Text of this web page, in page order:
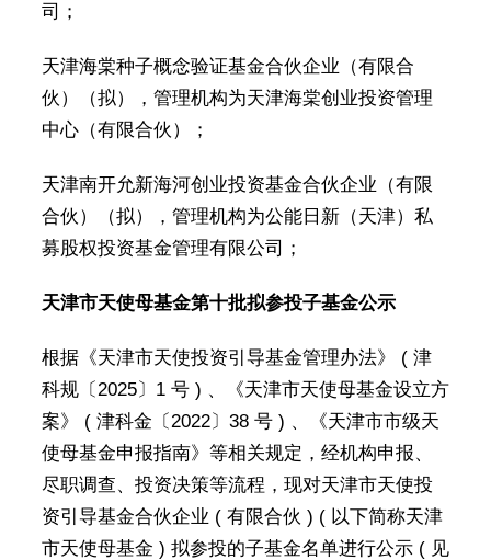
司；
天津海棠种子概念验证基金合伙企业（有限合
伙）（拟），管理机构为天津海棠创业投资管理
中心（有限合伙）；
天津南开允新海河创业投资基金合伙企业（有限
合伙）（拟），管理机构为公能日新（天津）私
募股权投资基金管理有限公司；
天津市天使母基金第十批拟参投子基金公示
根据《天津市天使投资引导基金管理办法》 ( 津
科规〔2025〕1 号 ) 、《天津市天使母基金设立方
案》 ( 津科金〔2022〕38 号 ) 、《天津市市级天
使母基金申报指南》等相关规定，经机构申报、
尽职调查、投资决策等流程，现对天津市天使投
资引导基金合伙企业 ( 有限合伙 ) ( 以下简称天津
市天使母基金 ) 拟参投的子基金名单进行公示 ( 见